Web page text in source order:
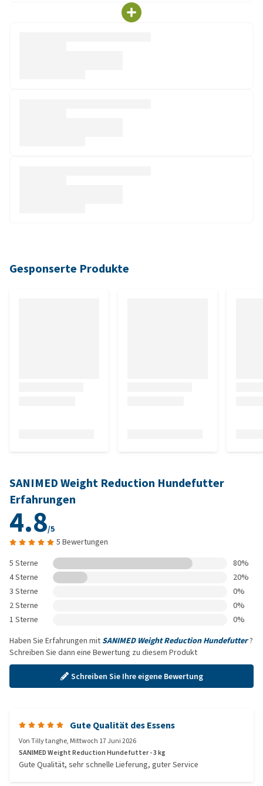
Gesponserte Produkte
SANIMED Weight Reduction Hundefutter
Erfahrungen
4.8/5
5 Bewertungen
5 Sterne
80%
4 Sterne
20%
3 Sterne
0%
2 Sterne
0%
1 Sterne
0%
Haben Sie Erfahrungen mit SANIMED Weight Reduction Hundefutter?
Schreiben Sie dann eine Bewertung zu diesem Produkt
Schreiben Sie Ihre eigene Bewertung
Gute Qualität des Essens
VonTilly tanghe, Mittwoch 17 Juni 2026
SANIMED Weight Reduction Hundefutter - 3 kg
Gute Qualität, sehr schnelle Lieferung, guter Service